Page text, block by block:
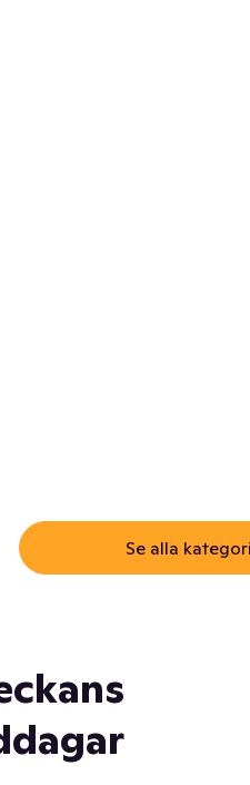
Se alla